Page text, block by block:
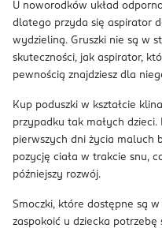
U noworodków układ
dlatego przyda się aspirator
wydzieliną. Gruszki nie są w
skuteczności, jak aspirator,
pewnością znajdziesz dla
Kup poduszki w kształcie
przypadku tak małych
pierwszych dni życia maluch
pozycję ciała w trakcie snu,
późniejszy rozwój.
Smoczki, które dostępne są
zaspokoić u dziecka